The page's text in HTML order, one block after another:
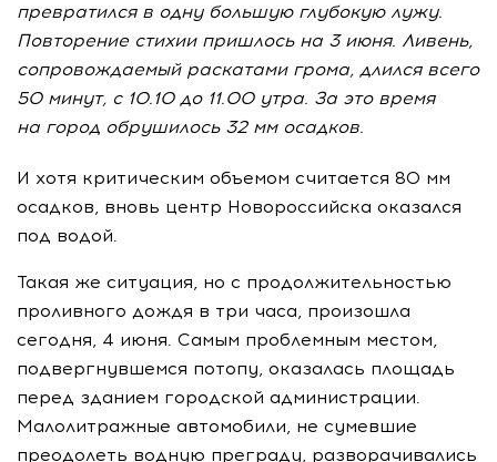
превратился в одну большую глубокую лужу.
Повторение стихии пришлось на 3 июня. Ливень,
сопровождаемый раскатами грома, длился всего
50 минут, с 10.10 до 11.00 утра. За это время
на город обрушилось 32 мм осадков.
И хотя критическим объемом считается 80 мм
осадков, вновь центр Новороссийска оказался
под водой.
Такая же ситуация, но с продолжительностью
проливного дождя в три часа, произошла
сегодня, 4 июня. Самым проблемным местом,
подвергнувшемся потопу, оказалась площадь
перед зданием городской администрации.
Малолитражные автомобили, не сумевшие
преодолеть водную преграду, разворачивались